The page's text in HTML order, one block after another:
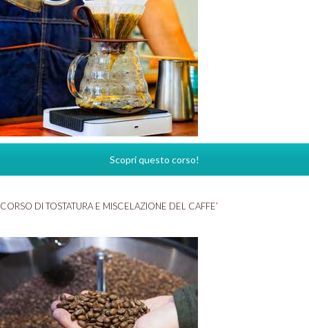
Scopri questo corso!
CORSO DI TOSTATURA E MISCELAZIONE DEL CAFFE’